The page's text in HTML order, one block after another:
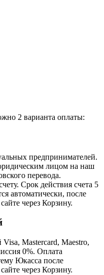
2 варианта оплаты:
предпринимателей.
лицом на наш
перевода.
Срок действия счета 5
автоматически, после
через Корзину.
Mastercard, Maestro,
0%. Оплата
Юкасса после
через Корзину.